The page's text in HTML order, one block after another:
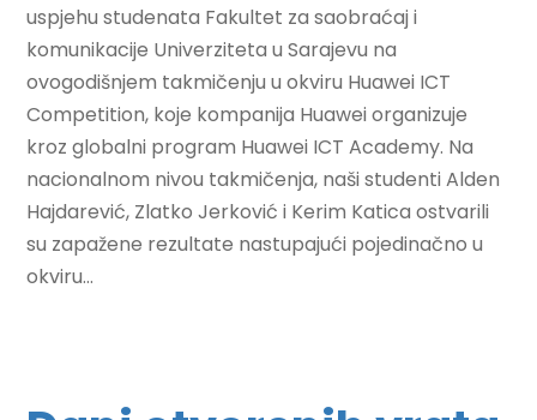
uspjehu studenata Fakultet za saobraćaj i
komunikacije Univerziteta u Sarajevu na
ovogodišnjem takmičenju u okviru Huawei ICT
Competition, koje kompanija Huawei organizuje
kroz globalni program Huawei ICT Academy. Na
nacionalnom nivou takmičenja, naši studenti Alden
Hajdarević, Zlatko Jerković i Kerim Katica ostvarili
su zapažene rezultate nastupajući pojedinačno u
okviru...